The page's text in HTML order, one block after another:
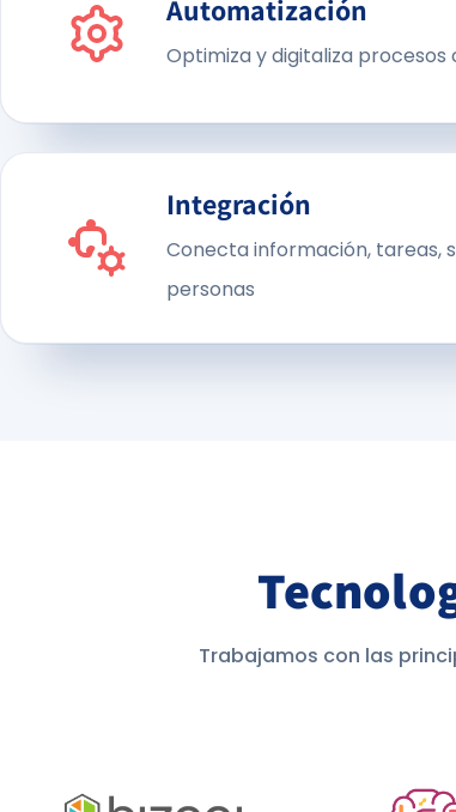
Automatización
Optimiza y digitaliza procesos
Integración
Conecta información, tareas,
personas
Trabajamos con las